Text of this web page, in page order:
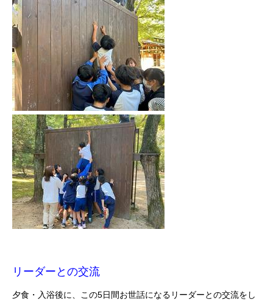
リーダーとの交流
夕食・入浴後に、この5日間お世話になるリーダーとの交流をし